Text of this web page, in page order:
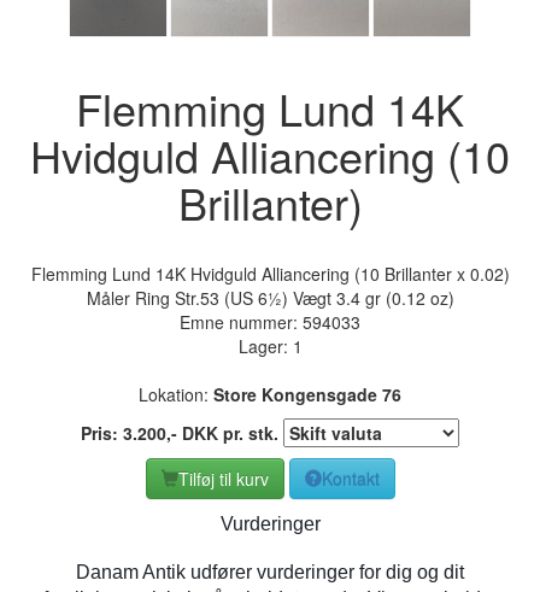
Flemming Lund 14K
Hvidguld Alliancering (10
Brillanter)
Flemming Lund 14K Hvidguld Alliancering (10 Brillanter x 0.02)
Måler Ring Str.53 (US 6½) Vægt 3.4 gr (0.12 oz)
Emne nummer: 594033
Lager: 1
Lokation: Store Kongensgade 76
Pris: 3.200,- DKK pr. stk.
Tilføj til kurv
Kontakt
Vurderinger
Danam Antik udfører vurderinger for dig og dit